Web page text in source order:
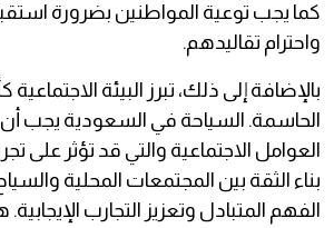
كما يجب توعية المواطنين بضرورة
واحترام تقاليدهم.
بالإضافة إلى ذلك، تبرز البيئة الاجتماعية
الحاسمة. السياحة في السعودية يجب أن
العوامل الاجتماعية والتي قد تؤثر على
بناء الثقة بين المجتمعات المحلية
الفهم المتبادل وتعزيز التجارب الإيجابية.